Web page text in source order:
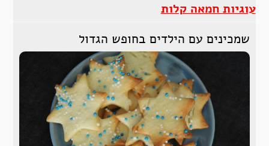
עוגיות חמאה קלות
שמכינים עם הילדים בחופש הגדול